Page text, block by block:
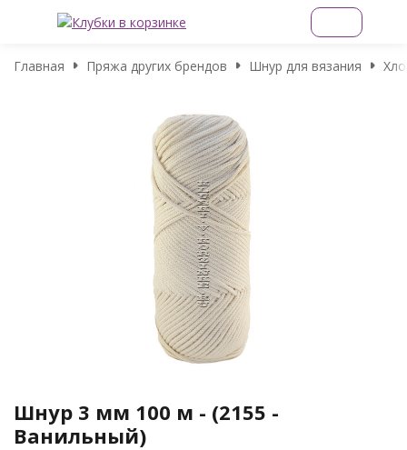
Главная Пряжа других брендов Шнур для вязания
Шнур 3 мм 100 м - (2155 -
Ванильный)